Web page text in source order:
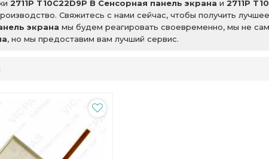
2711P T10C22D9P B Сенсорная панель экрана и 2711P
Свяжитесь с нами сейчас, чтобы получить
экрана мы будем реагировать своевременно, мы не
, но мы предоставим вам лучший сервис.